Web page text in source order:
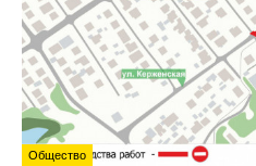
Общество